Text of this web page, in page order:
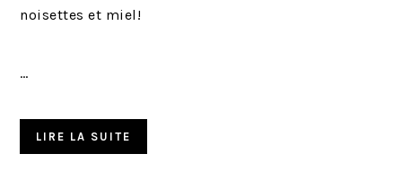
noisettes et miel!
…
LIRE LA SUITE